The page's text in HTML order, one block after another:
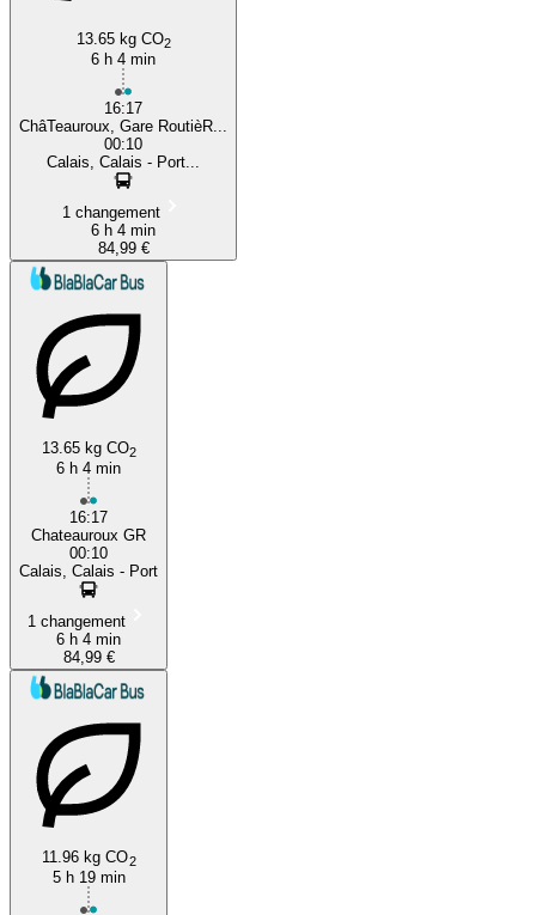
13.65 kg CO2
6 h 4 min
16:17
ChâTeauroux, Gare RoutièR...
00:10
Calais, Calais - Port...
1 changement
6 h 4 min
84,99 €
13.65 kg CO2
6 h 4 min
16:17
Chateauroux GR
00:10
Calais, Calais - Port
1 changement
6 h 4 min
84,99 €
11.96 kg CO2
5 h 19 min